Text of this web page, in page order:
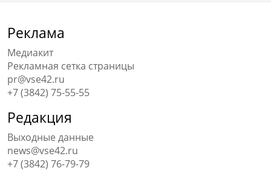
Реклама
Медиакит
Рекламная сетка страницы
pr@vse42.ru
+7 (3842) 75-55-55
Редакция
Выходные данные
news@vse42.ru
+7 (3842) 76-79-79